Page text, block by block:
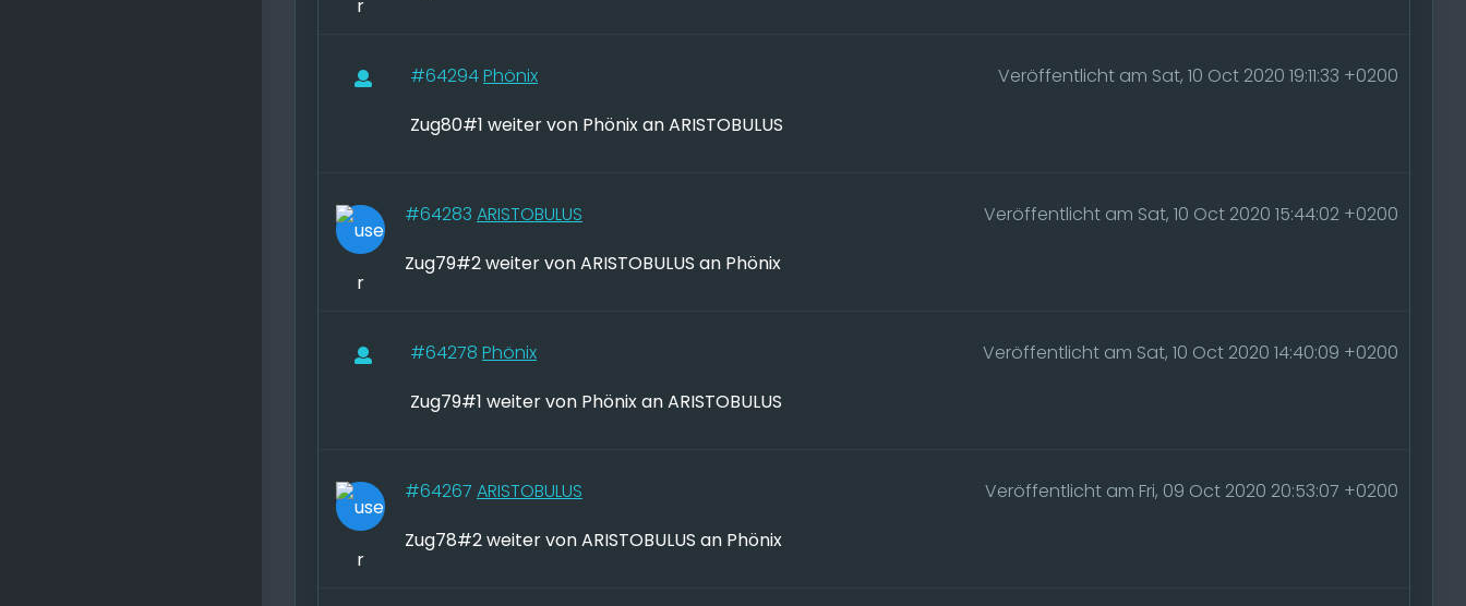
Veröffentlicht am Sat, 10 Oct 2020 19:11:33 +0200
#64294Phönix
Zug80#1 weiter von Phönix an ARISTOBULUS
Veröffentlicht am Sat, 10 Oct 2020 15:44:02 +0200
#64283 ARISTOBULUS
Zug79#2 weiter von ARISTOBULUS an Phönix
Veröffentlicht am Sat, 10 Oct 2020 14:40:09 +0200
#64278 Phönix
Zug79#1 weiter von Phönix an ARISTOBULUS
Veröffentlicht am Fri, 09 Oct 2020 20:53:07 +0200
#64267 ARISTOBULUS
Zug78#2 weiter von ARISTOBULUS an Phönix